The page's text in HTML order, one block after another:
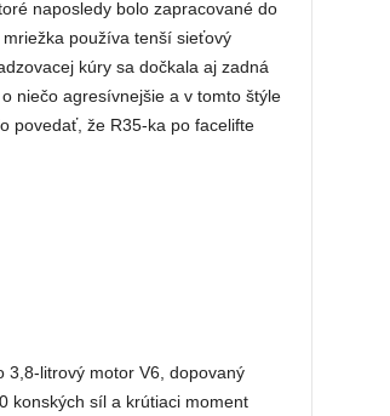
naposledy bolo zapracované do
používa tenší sieťový
kúry sa dočkala aj zadná
niečo agresívnejšie a v tomto štýle
povedať, že R35-ka po facelifte
3,8-litrový motor V6, dopovaný
konských síl a krútiaci moment